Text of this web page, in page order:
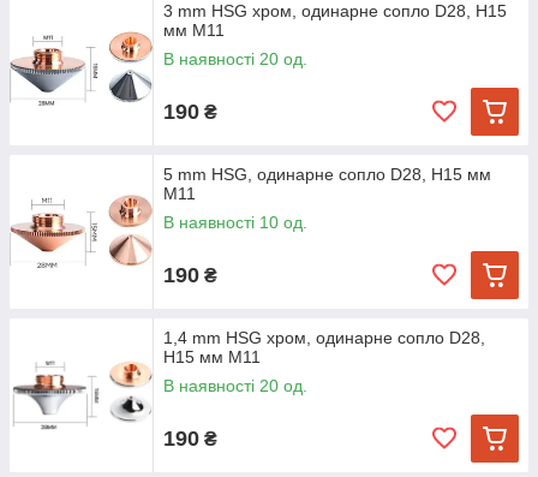
3 mm HSG хром, одинарне сопло D28, H15
мм M11
В наявності 20 од.
190 ₴
5 mm HSG, одинарне сопло D28, H15 мм
M11
В наявності 10 од.
190 ₴
1,4 mm HSG хром, одинарне сопло D28,
H15 мм M11
В наявності 20 од.
190 ₴